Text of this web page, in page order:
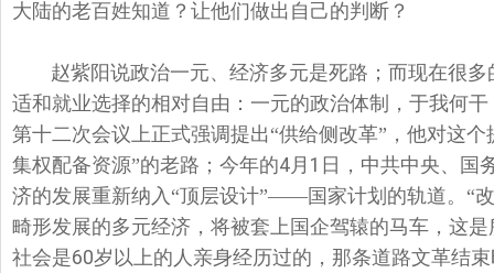
大陆的老百姓知道？让他们做出自己的判断？
赵紫阳说政治一元、经济多元是死路；而现在很
适和就业选择的相对自由：一元的政治体制，于我何干
第十二次会议上正式强调提出“供给侧改革”，他对这
集权配备资源”的老路；今年的4月 1 日，中共中央、国
济的发展重新纳入“顶层设计”——国家计划的轨道。“
畸形发展的多元经济，将被套上国企驾辕的马车，这
社会是60岁以上的人亲身经历过的，那条道路文革结